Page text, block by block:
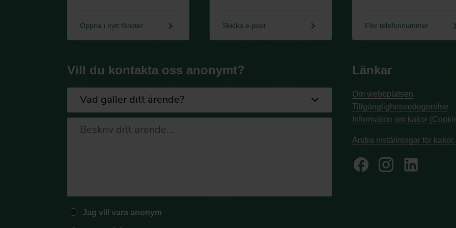
Öppna i nytt fönster keyboard_arrow_right Skicka e-post keyboard_arrow_right Fler telefonnummer
Vill du kontakta oss anonymt?
Jag vill vara anonym
Länkar
Om webbplatsen
Tillgänglighetsredogörelse
Information om kakor
Ändra inställningar för kakor.
facebook